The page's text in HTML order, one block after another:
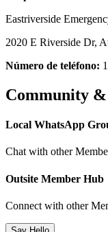
Eastriverside
2020 E Riverside Dr,
Número de teléfono:
Community
Local WhatsApp
Chat with other
Outsite Member Hub
Connect with other